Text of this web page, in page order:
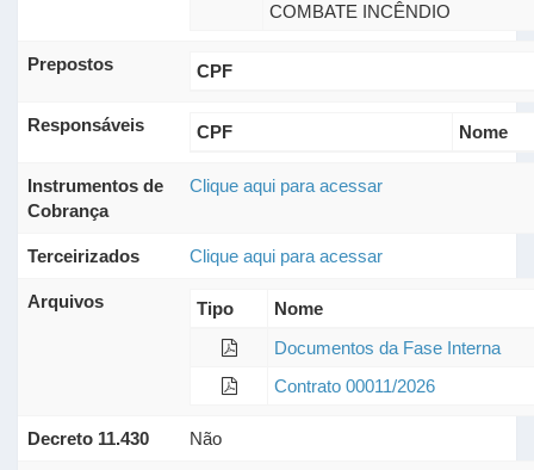
COMBATE INCÊNDIO
Prepostos CPF
Responsáveis CPF Nome
Instrumentos de
Cobrança
Clique aqui para acessar
Terceirizados Clique aqui para acessar
Arquivos Tipo
Nome
Documentos da Fase Interna
Contrato 00011/2026
Decreto 11.430 Não